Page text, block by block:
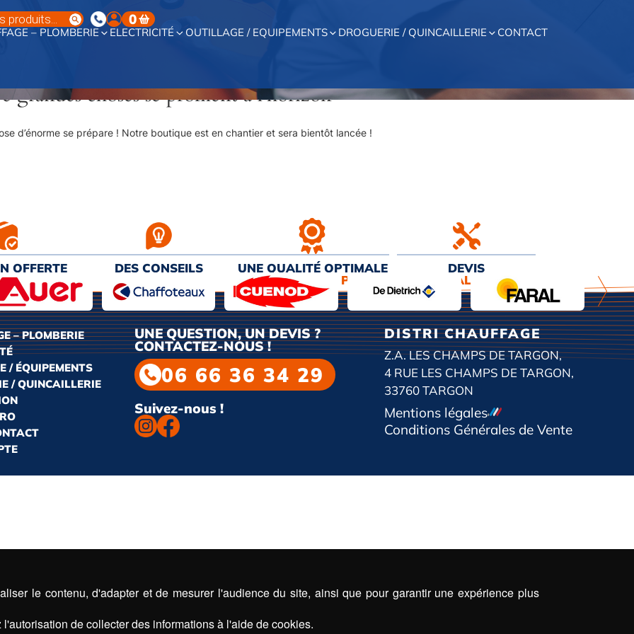
0
– PLOMBERIE ELECTRICITÉ OUTILLAGE / EQUIPEMENTS DROGUERIE / QUINCAILLERIE CONTACT
grandes choses se profilent à l’horizon
d’énorme se prépare ! Notre boutique est en chantier et sera bientôt lancée !
OFFERTE
D’ACHAT
DES CONSEILS
PERSONNALISÉS
UNE QUALITÉ OPTIMALE
AU MEILLEUR PRIX
DEVIS
& INSTALLATION
– PLOMBERIE
/ ÉQUIPEMENTS
/ QUINCAILLERIE
UNE QUESTION, UN DEVIS ?
CONTACTEZ-NOUS !
06 66 36 34 29
Suivez-nous !
DISTRI CHAUFFAGE
Z.A. LES CHAMPS DE TARGON,
4 RUE LES CHAMPS DE TARGON,
33760 TARGON
Mentions légales
Conditions Générales de Vente
le contenu, d'adapter et de mesurer l'audience du site, ainsi que pour garantir une expérience plus
de collecter des informations à l'aide de cookies.